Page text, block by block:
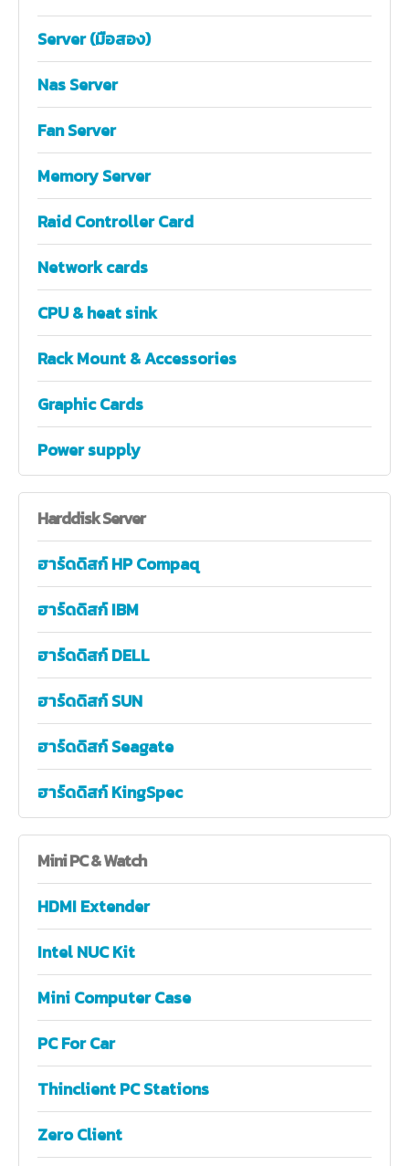
Server (มือสอง)
Nas Server
Fan Server
Memory Server
Raid Controller Card
Network cards
CPU & heat sink
Rack Mount & Accessories
Graphic Cards
Power supply
HarddiskServer
ฮาร์ดดิสก์ HP Compaq
ฮาร์ดดิสก์ IBM
ฮาร์ดดิสก์ DELL
ฮาร์ดดิสก์ SUN
ฮาร์ดดิสก์ Seagate
ฮาร์ดดิสก์ KingSpec
MiniPC & Watch
HDMI Extender
Intel NUC Kit
Mini Computer Case
PC For Car
Thinclient PC Stations
Zero Client